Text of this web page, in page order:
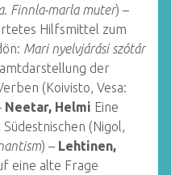
Finnla-marla muter) –
Hilfsmittel zum
Mari nyelvjárási szótár
der
(Koivisto, Vesa:
Neetar, Helmi Eine
(Nigol,
) – Lehtinen,
eine alte Frage